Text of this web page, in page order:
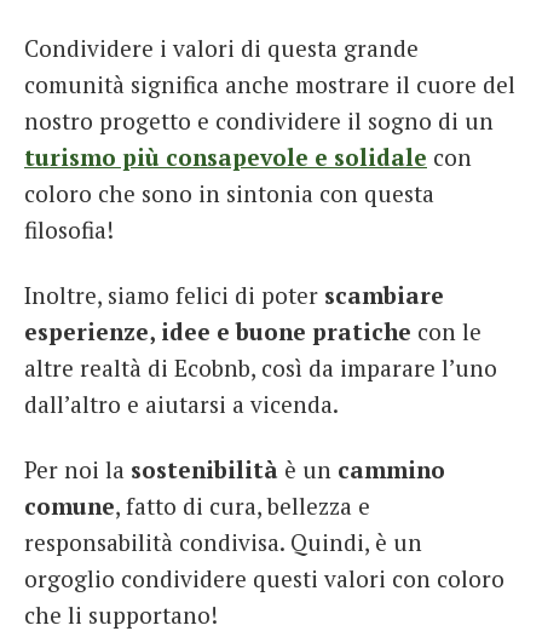
Condividere i valori di questa grande
comunità significa anche mostrare il cuore del
nostro progetto e condividere il sogno di un
turismo più consapevole e solidale con
coloro che sono in sintonia con questa
filosofia!
Inoltre, siamo felici di poter scambiare
esperienze, idee e buone pratiche con le
altre realtà di Ecobnb, così da imparare l’uno
dall’altro e aiutarsi a vicenda.
Per noi la sostenibilità è un cammino
comune, fatto di cura, bellezza e
responsabilità condivisa. Quindi, è un
orgoglio condividere questi valori con coloro
che li supportano!